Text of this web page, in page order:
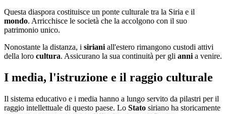
Questa diaspora costituisce un ponte culturale tra la Siria e il
mondo. Arricchisce le società che la accolgono con il suo
patrimonio unico.
Nonostante la distanza, i siriani all'estero rimangono custodi attivi
della loro cultura. Assicurano la sua continuità per gli anni a venire.
I media, l'istruzione e il raggio culturale
Il sistema educativo e i media hanno a lungo servito da pilastri per il
raggio intellettuale di questo paese. Lo Stato siriano ha storicamente